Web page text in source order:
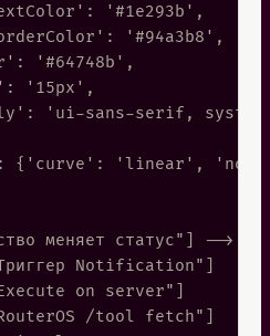
'#1e293b',
'#94a3b8',
'#64748b',
'15px',
'ui-sans-serif,
{'curve': 'linear',
меняет статус"] -->
Notification"]
on server"]
/tool fetch"]